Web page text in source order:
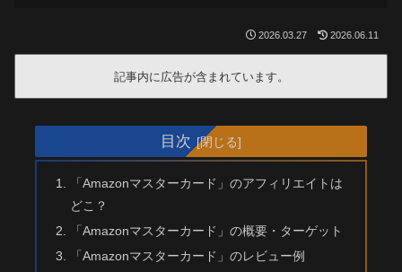
2026.03.27 2026.06.11
記事内に広告が含まれています。
目次
「Amazonマスターカード」のアフィリエイトは
どこ？
「Amazonマスターカード」の概要・ターゲット
「Amazonマスターカード」のレビュー例